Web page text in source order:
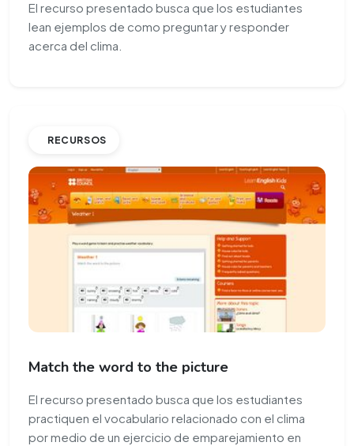
El recurso presentado busca que los estudiantes
lean ejemplos de como preguntar y responder
acerca del clima.
RECURSOS
Match the word to the picture
El recurso presentado busca que los estudiantes
practiquen el vocabulario relacionado con el clima
por medio de un ejercicio de emparejamiento en